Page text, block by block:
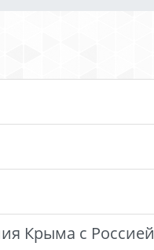
Крыма с Россией